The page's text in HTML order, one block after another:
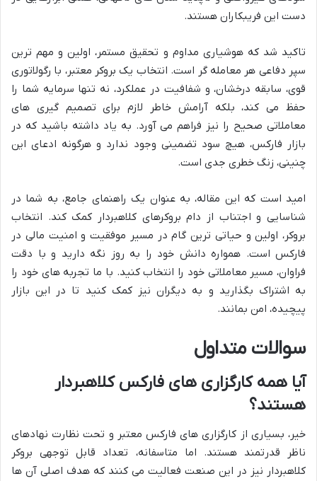
دست این فریبکاران هستند.
تاکید شد که هوشیاری مداوم و تحقیق مستمر، اولین و مهم ترین
سپر دفاعی هر معامله گر است. انتخاب یک بروکر معتبر، با رگولاتوری
قوی، سابقه درخشان، و شفافیت در عملکرد، نه تنها سرمایه شما را
حفظ می کند، بلکه آرامش خاطر لازم برای تصمیم گیری های
معاملاتی صحیح را نیز فراهم می آورد. به یاد داشته باشید که در
بازار فارکس، هیچ سود تضمینی وجود ندارد و هرگونه ادعای این
چنینی، زنگ خطری جدی است.
امید است که این مقاله، به عنوان یک راهنمای جامع، به شما در
شناسایی و اجتناب از دام بروکرهای کلاهبردار کمک کند. انتخاب
بروکر، اولین و حیاتی ترین گام در مسیر موفقیت و امنیت مالی در
فارکس است. همواره دانش خود را به روز نگه دارید و با دقت
فراوان، مسیر معاملاتی خود را انتخاب کنید. با ما تجربه های خود را
به اشتراک بگذارید و به دیگران نیز کمک کنید تا در این بازار
پیچیده، امن بمانند.
سوالات متداول
آیا همه کارگزاری های فارکس کلاهبردار
هستند؟
خیر، بسیاری از کارگزاری های فارکس معتبر و تحت نظارت نهادهای
ناظر قدرتمند هستند. اما متاسفانه، تعداد قابل توجهی بروکر
کلاهبردار نیز در این صنعت فعالیت می کنند که هدف اصلی آن ها